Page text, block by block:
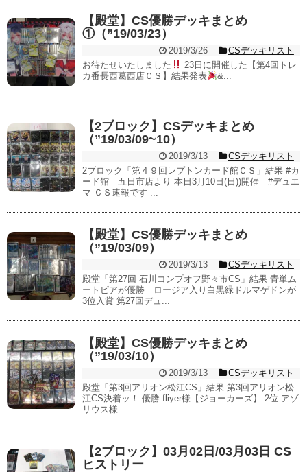
【殿堂】CS優勝デッキまとめ
①（”19/03/23）
2019/3/26
CSデッキリスト
お待たせいたしました
23日に開催した【第4回トレ
カ番長西葛西店ＣＳ】結果発表
&...
【2ブロック】CSデッキまとめ
（”19/03/09~10）
2019/3/13
CSデッキリスト
2ブロック「第４９回レプトンカード館ＣＳ」結果 #カ
ード館 五日市店より 本日3月10日(日))開催 #デュエ
マ ＣＳ速報です ...
【殿堂】CS優勝デッキまとめ
（”19/03/09）
2019/3/13
CSデッキリスト
殿堂「第27回 石川コンプオフ野々市CS」結果 青単ム
ートピアが優勝 ロージア入り白黒緑ドルマゲドンが
3位入賞 第27回デュ...
【殿堂】CS優勝デッキまとめ
（”19/03/10）
2019/3/13
CSデッキリスト
殿堂「第3回アリオン松江CS」結果 第3回アリオン松
江CS決着ッ！ 優勝 fliyer様【ジョーカーズ】 2位 アゾ
リウス様 ...
【2ブロック】03月02日/03月03日 CS
ヒストリー